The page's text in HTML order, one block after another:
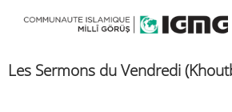
Les Sermons du Vendredi